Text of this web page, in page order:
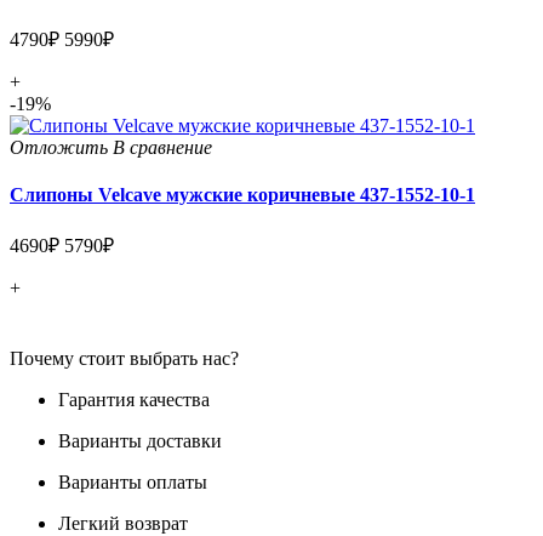
4790₽ 5990₽
+
-19%
Отложить В сравнение
Слипоны Velcave мужские коричневые 437-1552-10-1
4690₽ 5790₽
+
Почему стоит выбрать нас?
Гарантия качества
Варианты доставки
Варианты оплаты
Легкий возврат